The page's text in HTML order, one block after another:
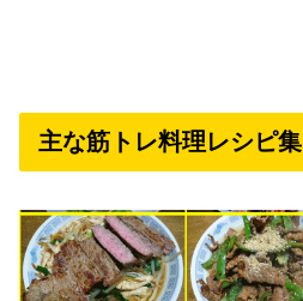
主な筋トレ料理レシピ集